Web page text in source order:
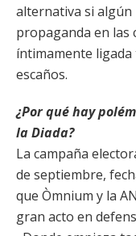
alternativa si algún
propaganda en las
íntimamente
escaños.
¿Por qué hay
la Diada?
La campaña
de septiembre,
que Òmnium y la
gran acto en